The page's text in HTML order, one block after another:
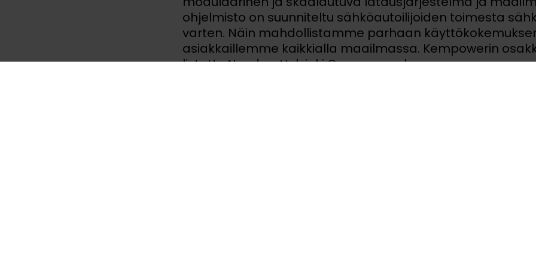
ohjelmisto on suunniteltu sähköautoilijoiden toimesta
varten. Näin mahdollistamme parhaan
asiakkaillemme kaikkialla maailmassa. Kempowerin
listattu Nasdaq Helsinki Oy:ssa.www.kempower.com